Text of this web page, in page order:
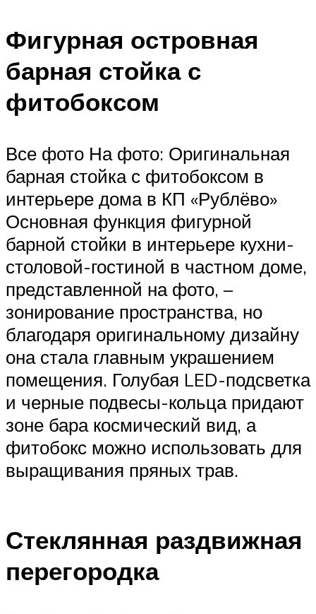
Фигурная островная
барная стойка с
фитобоксом
Все фото На фото: Оригинальная
барная стойка с фитобоксом в
интерьере дома в КП «Рублёво»
Основная функция фигурной
барной стойки в интерьере кухни-
столовой-гостиной в частном доме,
представленной на фото, –
зонирование пространства, но
благодаря оригинальному дизайну
она стала главным украшением
помещения. Голубая LED-подсветка
и черные подвесы-кольца придают
зоне бара космический вид, а
фитобокс можно использовать для
выращивания пряных трав.
Стеклянная раздвижная
перегородка